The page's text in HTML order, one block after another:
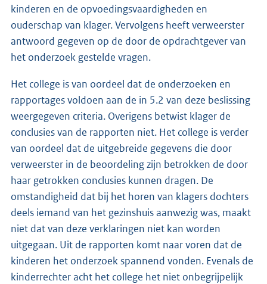
kinderen en de opvoedingsvaardigheden en
ouderschap van klager. Vervolgens heeft verweerster
antwoord gegeven op de door de opdrachtgever van
het onderzoek gestelde vragen.
Het college is van oordeel dat de onderzoeken en
rapportages voldoen aan de in 5.2 van deze beslissing
weergegeven criteria. Overigens betwist klager de
conclusies van de rapporten niet. Het college is verder
van oordeel dat de uitgebreide gegevens die door
verweerster in de beoordeling zijn betrokken de door
haar getrokken conclusies kunnen dragen. De
omstandigheid dat bij het horen van klagers dochters
deels iemand van het gezinshuis aanwezig was, maakt
niet dat van deze verklaringen niet kan worden
uitgegaan. Uit de rapporten komt naar voren dat de
kinderen het onderzoek spannend vonden. Evenals de
kinderrechter acht het college het niet onbegrijpelijk